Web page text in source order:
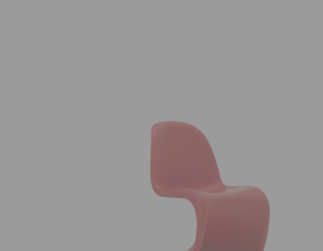
FENÊTRE
MODALE